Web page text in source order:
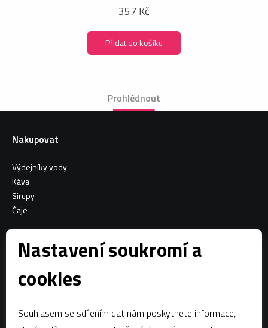
Nastavení soukromí a
cookies
Souhlasem se sdílením dat nám poskytnete informace,
357 Kč
Přidat do košíku
Prohlédnout
Nakupovat
Výdejníky vody
Káva
Sirupy
Čaje
Facebook